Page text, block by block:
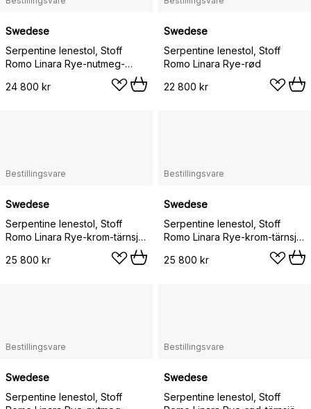
Swedese
Serpentine lenestol, Stoff
Romo Linara Rye-nutmeg-
24 800 kr
Swedese
Serpentine lenestol, Stoff
Romo Linara Rye-rød
22 800 kr
Bestillingsvare
Swedese
Serpentine lenestol, Stoff
Romo Linara Rye-krom-tärnsjö
25 800 kr
Bestillingsvare
Swedese
Serpentine lenestol, Stoff
Romo Linara Rye-krom-tärnsjö
25 800 kr
Bestillingsvare
Swedese
Serpentine lenestol, Stoff
Bestillingsvare
Swedese
Serpentine lenestol, Stoff